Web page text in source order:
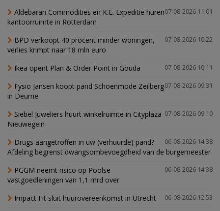
07-08-2026 11:01
Aldebaran Commodities en K.E. Expeditie huren
kantoorruimte in Rotterdam
07-08-2026 10:22
BPD verkoopt 40 procent minder woningen,
verlies krimpt naar 18 mln euro
07-08-2026 10:11
Ikea opent Plan & Order Point in Gouda
07-08-2026 09:31
Fysio Jansen koopt pand Schoenmode Zeilberg
in Deurne
07-08-2026 09:10
Siebel Juweliers huurt winkelruimte in Cityplaza
Nieuwegein
06-08-2026 14:38
Drugs aangetroffen in uw (verhuurde) pand?
Afdeling begrenst dwangsombevoegdheid van de burgemeester
06-08-2026 14:38
PGGM neemt risico op Poolse
vastgoedleningen van 1,1 mrd over
06-08-2026 12:53
Impact Fit sluit huurovereenkomst in Utrecht